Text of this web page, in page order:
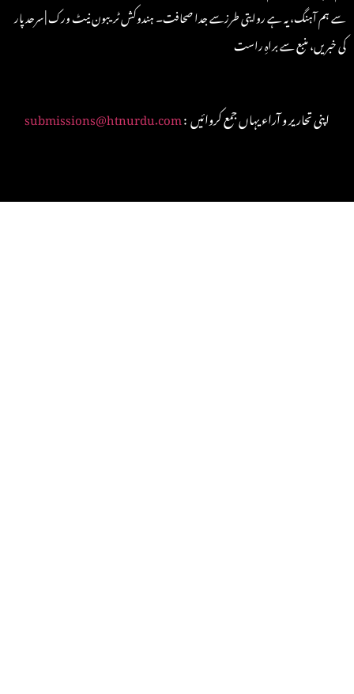
سے ہم آہنگ، یہ ہے روایتی طرزسے جدا صحافت۔ ہندوکش ٹریبون نیٹ ورک | سرحد پار
کی خبریں، منبع سے براہِ راست
submissions@htnurdu.com : اپنی تحاریر و آراء یہاں جمع کروائیں